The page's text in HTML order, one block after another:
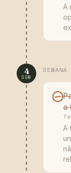
A
4
SEM
SEMANA
a
A